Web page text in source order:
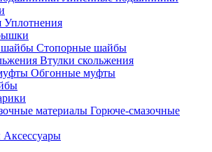
Уплотнения
Стопорные шайбы
Втулки скольжения
Обгонные муфты
Горюче-смазочные
Аксессуары